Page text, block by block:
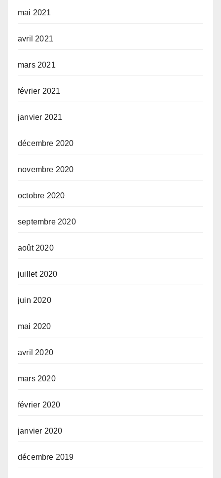
mai 2021
avril 2021
mars 2021
février 2021
janvier 2021
décembre 2020
novembre 2020
octobre 2020
septembre 2020
août 2020
juillet 2020
juin 2020
mai 2020
avril 2020
mars 2020
février 2020
janvier 2020
décembre 2019